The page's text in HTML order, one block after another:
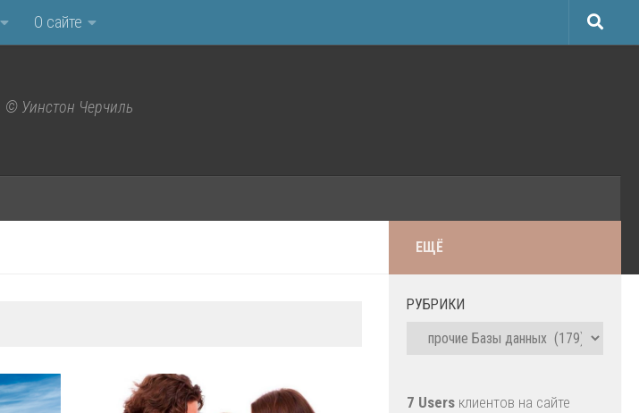
О сайте
© Уинстон Черчиль
ЕЩЁ
РУБРИКИ
Рубрики
7 Users клиентов на сайте